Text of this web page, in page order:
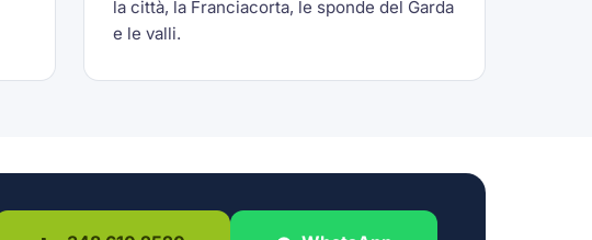
la città, la Franciacorta, le sponde del Garda
e le valli.